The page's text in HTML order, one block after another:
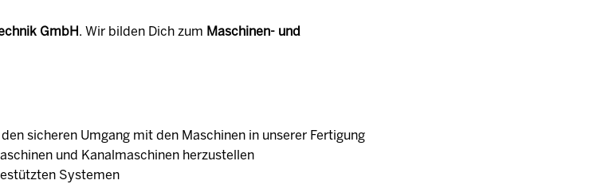
GmbH. Wir bilden Dich zum Maschinen- und
sicheren Umgang mit den Maschinen in unserer Fertigung
und Kanalmaschinen herzustellen
Systemen